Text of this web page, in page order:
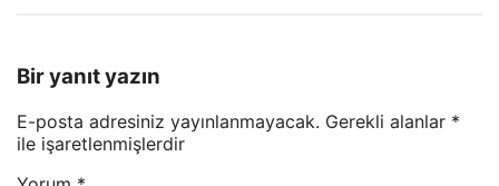
Bir yanıt yazın
E-posta adresiniz yayınlanmayacak. Gerekli alanlar *
ile işaretlenmişlerdir